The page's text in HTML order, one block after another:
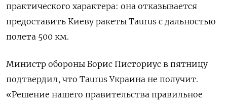
практического характера: она отказывается
предоставить Киеву ракеты Taurus с дальностью
полета 500 км.
Министр обороны Борис Писториус в пятницу
подтвердил, что Taurus Украина не получит.
«Решение нашего правительства правильное